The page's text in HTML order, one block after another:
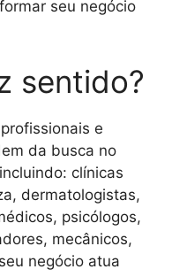
seu negócio
sentido?
e
da busca no
clínicas
dermatologistas,
psicólogos,
mecânicos,
negócio atua